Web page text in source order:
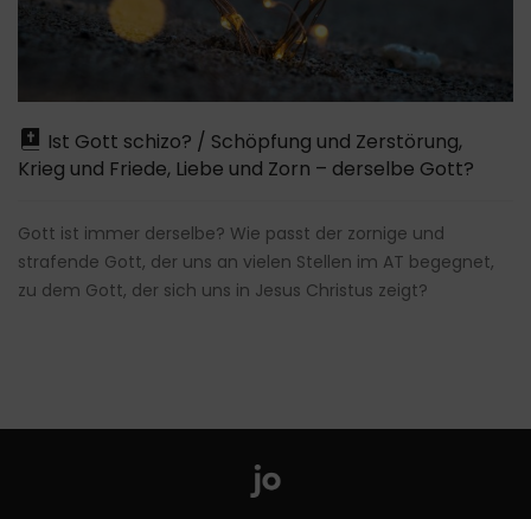
Ist Gott schizo? / Schöpfung und Zerstörung,
Krieg und Friede, Liebe und Zorn – derselbe Gott?
Gott ist immer derselbe? Wie passt der zornige und
strafende Gott, der uns an vielen Stellen im AT begegnet,
zu dem Gott, der sich uns in Jesus Christus zeigt?